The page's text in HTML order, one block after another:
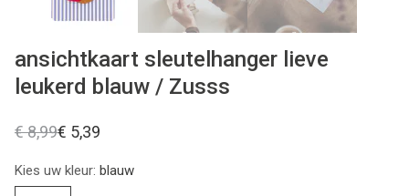
ansichtkaart sleutelhanger lieve
leukerd blauw / Zusss
€ 8,99€ 5,39
Kies uw kleur: blauw